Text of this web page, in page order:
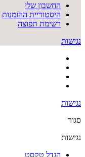
החשבון שלי
היסטוריית ההזמנות
רשימת תפוצה
נגישות
נגישות
סגור
נגישות
הגדל טקסט